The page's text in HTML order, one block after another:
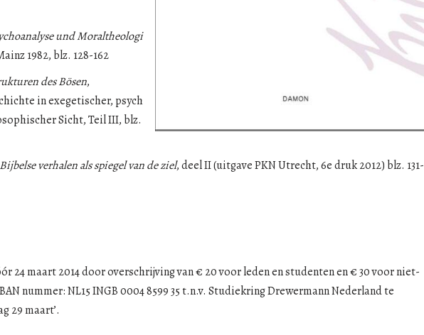
und Moraltheologi
1982, blz. 128-162
des Bösen,
in exegetischer, psych
Sicht, Teil III, blz.
Bijbelse verhalen als spiegel van de ziel, deel II (uitgave PKN Utrecht, 6e druk 2012) blz. 131-
24 maart 2014 door overschrijving van € 20 voor leden en studenten en € 30 voor niet-
nummer: NL15 INGB 0004 8599 35 t.n.v. Studiekring Drewermann Nederland te
29 maart’.